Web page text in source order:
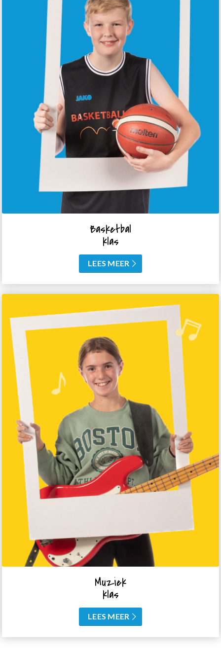
Basketbal
klas
LEES MEER
Muziek
klas
LEES MEER